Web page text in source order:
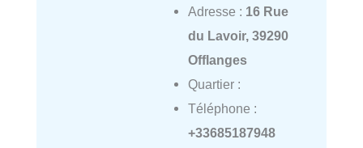
Adresse : 16 Rue
du Lavoir, 39290
Offlanges
Quartier :
Téléphone :
+33685187948